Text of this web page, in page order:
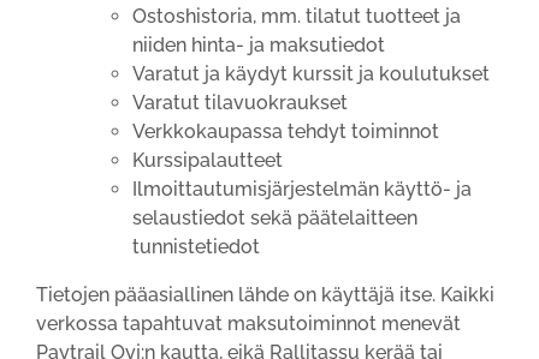
Ostoshistoria, mm. tilatut tuotteet ja
niiden hinta- ja maksutiedot
Varatut ja käydyt kurssit ja koulutukset
Varatut tilavuokraukset
Verkkokaupassa tehdyt toiminnot
Kurssipalautteet
Ilmoittautumisjärjestelmän käyttö- ja
selaustiedot sekä päätelaitteen
tunnistetiedot
Tietojen pääasiallinen lähde on käyttäjä itse. Kaikki
verkossa tapahtuvat maksutoiminnot menevät
Paytrail Oyj:n kautta, eikä Rallitassu kerää tai